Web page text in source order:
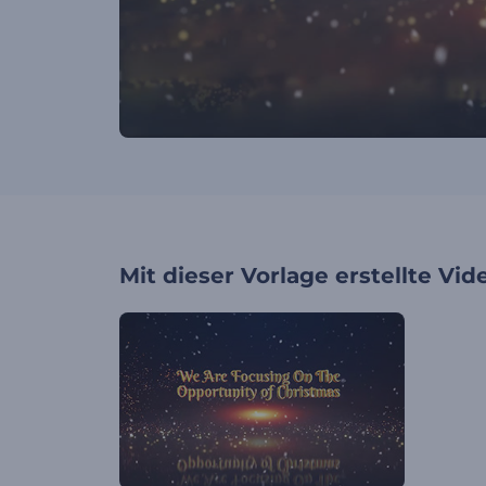
Mit dieser Vorlage erstellte